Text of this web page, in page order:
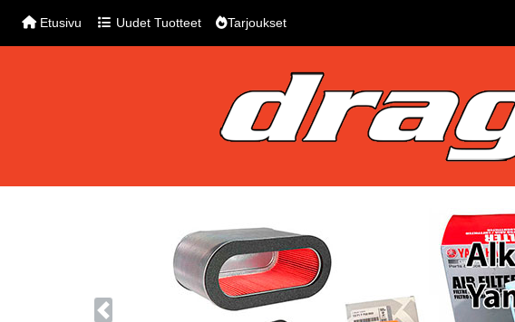
Etusivu Uudet Tuotteet Tarjoukset
Previous